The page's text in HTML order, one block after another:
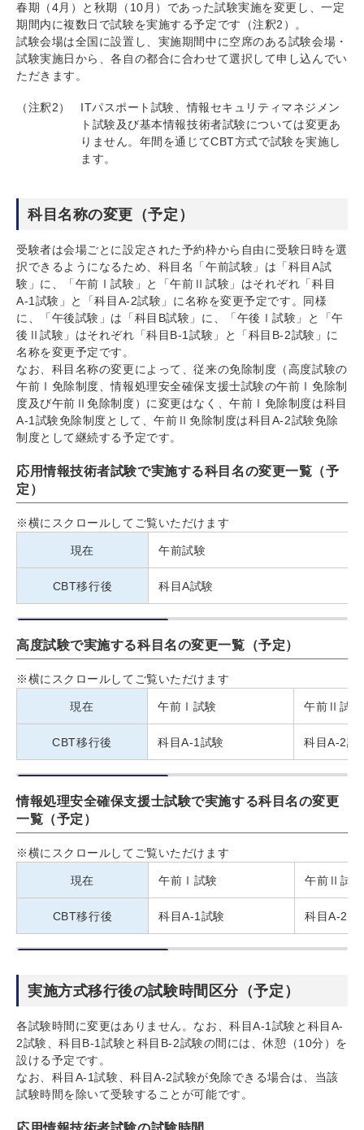
春期（4月）と秋期（10月）であった試験実施を変更し、一定
期間内に複数日で試験を実施する予定です（注釈2）。
試験会場は全国に設置し、実施期間中に空席のある試験会場・
試験実施日から、各自の都合に合わせて選択して申し込んでい
ただきます。
（注釈2）
ITパスポート試験、情報セキュリティマネジメン
ト試験及び基本情報技術者試験については変更あ
りません。年間を通じてCBT方式で試験を実施し
ます。
科目名称の変更（予定）
受験者は会場ごとに設定された予約枠から自由に受験日時を選
択できるようになるため、科目名「午前試験」は「科目A試
験」に、「午前Ⅰ試験」と「午前Ⅱ試験」はそれぞれ「科目
A-1試験」と「科目A-2試験」に名称を変更予定です。同様
に、「午後試験」は「科目B試験」に、「午後Ⅰ試験」と「午
後Ⅱ試験」はそれぞれ「科目B-1試験」と「科目B-2試験」に
名称を変更予定です。
なお、科目名称の変更によって、従来の免除制度（高度試験の
午前Ⅰ免除制度、情報処理安全確保支援士試験の午前Ⅰ免除制
度及び午前Ⅱ免除制度）に変更はなく、午前Ⅰ免除制度は科目
A-1試験免除制度として、午前Ⅱ免除制度は科目A-2試験免除
制度として継続する予定です。
応用情報技術者試験で実施する科目名の変更一覧（予
定）
※横にスクロールしてご覧いただけます
現在 午前試験
CBT移行後 科目A試験
高度試験で実施する科目名の変更一覧（予定）
※横にスクロールしてご覧いただけます
現在 午前Ⅰ試験 午前Ⅱ試験
CBT移行後 科目A-1試験 科目A-2試
情報処理安全確保支援士試験で実施する科目名の変更
一覧（予定）
※横にスクロールしてご覧いただけます
現在 午前Ⅰ試験 午前Ⅱ試験
CBT移行後 科目A-1試験 科目A-2試
実施方式移行後の試験時間区分（予定）
各試験時間に変更はありません。なお、科目A-1試験と科目A-
2試験、科目B-1試験と科目B-2試験の間には、休憩（10分）を
設ける予定です。
なお、科目A-1試験、科目A-2試験が免除できる場合は、当該
試験時間を除いて受験することが可能です。